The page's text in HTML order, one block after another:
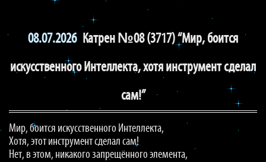
08.07.2026 Катрен №08 (3717) “Мир, боится
искусственного Интеллекта, хотя инструмент сделал
сам!”
Мир, боится искусственного Интеллекта,
Хотя, этот инструмент сделал сам!
Нет, в этом, никакого запрещённого элемента,